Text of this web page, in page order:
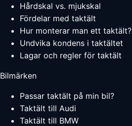
Hårdskal vs. mjukskal
Fördelar med taktält
Hur monterar man ett taktält?
Undvika kondens i taktältet
Lagar och regler för taktält
Bilmärken
Passar taktält på min bil?
Taktält till Audi
Taktält till BMW